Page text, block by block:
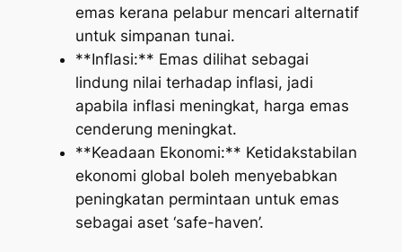
emas kerana pelabur mencari alternatif
untuk simpanan tunai.
**Inflasi:** Emas dilihat sebagai
lindung nilai terhadap inflasi, jadi
apabila inflasi meningkat, harga emas
cenderung meningkat.
**Keadaan Ekonomi:** Ketidakstabilan
ekonomi global boleh menyebabkan
peningkatan permintaan untuk emas
sebagai aset ‘safe-haven’.